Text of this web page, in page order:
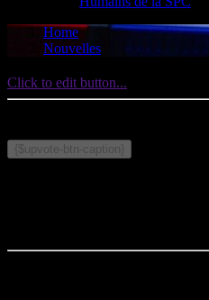
Home
Nouvelles
Click to edit button...
{$upvote-btn-caption}